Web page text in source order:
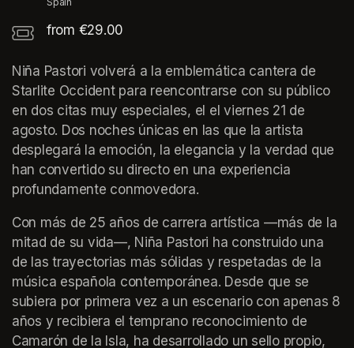
from €29.00
Niña Pastori volverá a la emblemática cantera de
Starlite Occident para reencontrarse con su público
en dos citas muy especiales, el el viernes 21 de
agosto. Dos noches únicas en las que la artista
desplegará la emoción, la elegancia y la verdad que
han convertido su directo en una experiencia
profundamente conmovedora.
Con más de 25 años de carrera artística —más de la
mitad de su vida—, Niña Pastori ha construido una
de las trayectorias más sólidas y respetadas de la
música española contemporánea. Desde que se
subiera por primera vez a un escenario con apenas 8
años y recibiera el temprano reconocimiento de
Camarón de la Isla, ha desarrollado un sello propio,